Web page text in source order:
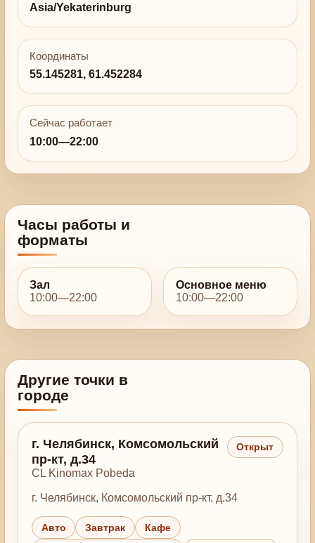
Asia/Yekaterinburg
Координаты
55.145281, 61.452284
Сейчас работает
10:00—22:00
Часы работы и
форматы
Зал
10:00—22:00
Основное меню
10:00—22:00
Другие точки в
городе
г. Челябинск, Комсомольский
пр-кт, д.34
CL Kinomax Pobeda
Открыт
г. Челябинск, Комсомольский пр-кт, д.34
Авто Завтрак Кафе